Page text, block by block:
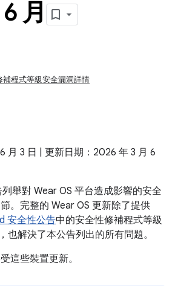
月
程式等級安全漏洞詳情
月 3 日 | 更新日期：2026 年 3 月 6
舉對 Wear OS 平台造成影響的安全
。完整的 Wear OS 更新除了提供
安全性公告中的安全性修補程式等級
解決了本公告列出的所有問題。
這些裝置更新。